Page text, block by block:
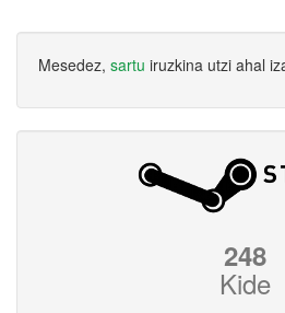
Mesedez, sartu iruzkina utzi ahal
248
Kide